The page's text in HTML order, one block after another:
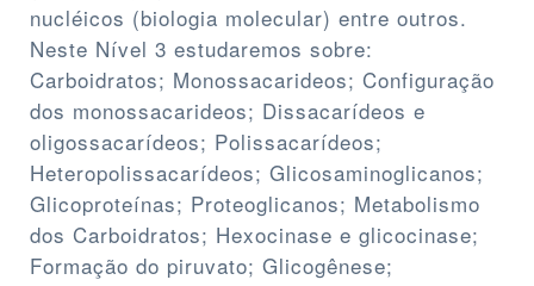
nucléicos (biologia molecular) entre outros.
Neste Nível 3 estudaremos sobre:
Carboidratos; Monossacarideos; Configuração
dos monossacarideos; Dissacarídeos e
oligossacarídeos; Polissacarídeos;
Heteropolissacarídeos; Glicosaminoglicanos;
Glicoproteínas; Proteoglicanos; Metabolismo
dos Carboidratos; Hexocinase e glicocinase;
Formação do piruvato; Glicogênese;